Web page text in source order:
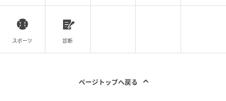
スポーツ 診断
ページトップへ戻る